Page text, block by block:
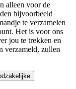
alleen voor de
bijvoorbeeld
te verzamelen
Het is voor ons
jou te trekken en
verzameld, zullen